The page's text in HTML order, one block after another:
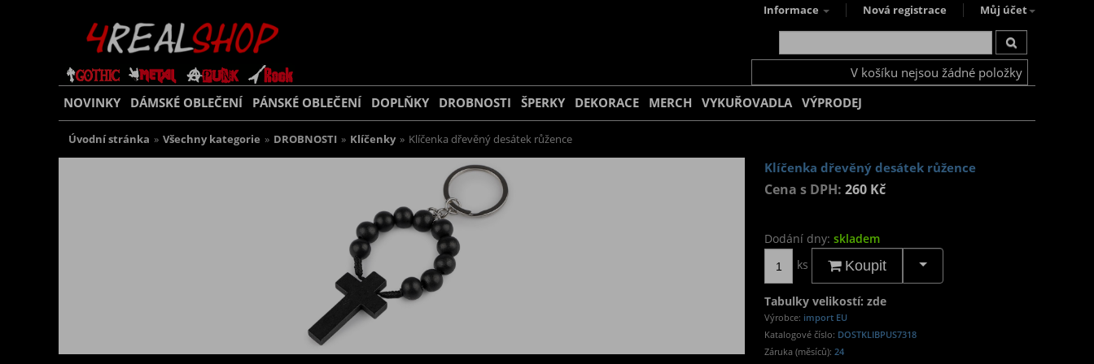
Informace Nová registrace Můj účet
V košíku nejsou žádné položky
NOVINKY DÁMSKÉ OBLEČENÍ PÁNSKÉ OBLEČENÍ DOPLŇKY DROBNOSTI ŠPERKY DEKORACE MERCH VYKUŘOVADLA VÝPRODEJ
Úvodní stránka » Všechny kategorie » DROBNOSTI » Klíčenky » Klíčenka dřevěný desátek růžence
Klíčenka dřevěný desátek růžence
Cena s DPH: 260 Kč
Dodání dny: skladem
ks
Koupit
Tabulky velikostí: zde
Výrobce: import EU
Katalogové číslo: DOSTKLIBPUS7318
Záruka (měsíců): 24